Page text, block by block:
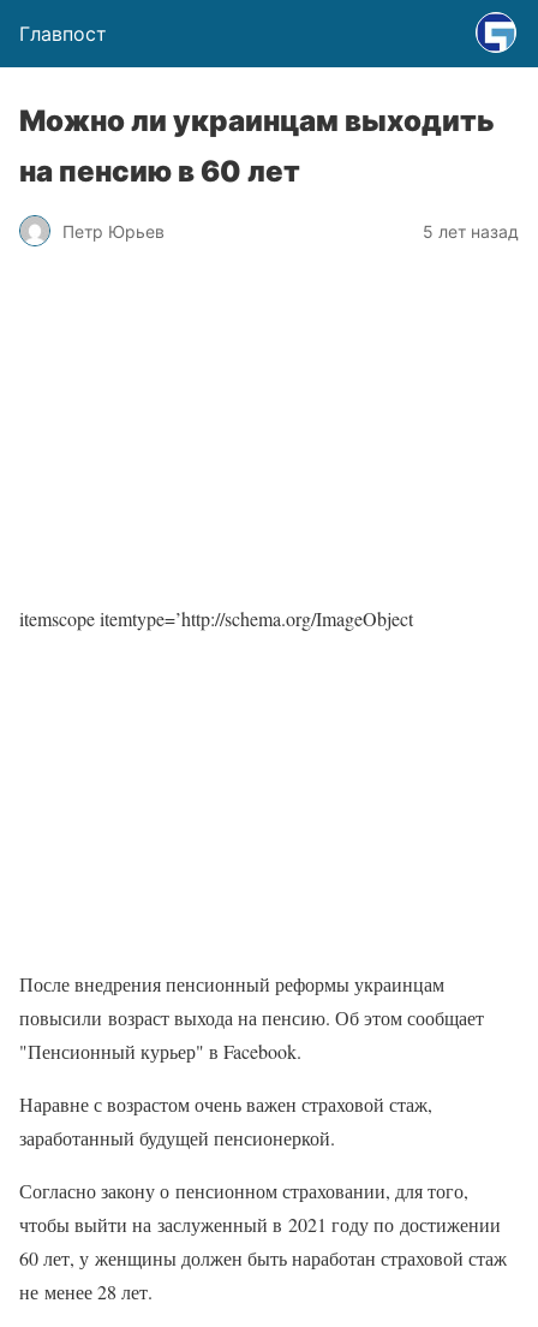
Главпост
Можно ли украинцам выходить
на пенсию в 60 лет
Петр Юрьев 5 лет назад
itemscope itemtype=’http://schema.org/ImageObject
После внедрения пенсионный реформы украинцам
повысили возраст выхода на пенсию. Об этом сообщает
"Пенсионный курьер" в Facebook.
Наравне с возрастом очень важен страховой стаж,
заработанный будущей пенсионеркой.
Согласно закону о пенсионном страховании, для того,
чтобы выйти на заслуженный в 2021 году по достижении
60 лет, у женщины должен быть наработан страховой стаж
не менее 28 лет.